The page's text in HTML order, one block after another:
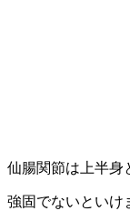
仙腸関節は上半身
強固でないといけ